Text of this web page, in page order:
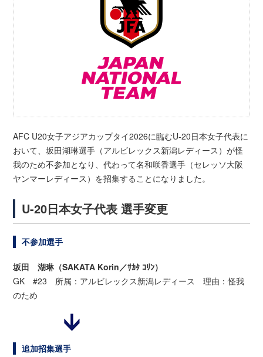
AFC U20女子アジアカップタイ2026に臨むU-20日本女子代表に
おいて、坂田湖琳選手（アルビレックス新潟レディース）が怪
我のため不参加となり、代わって名和咲香選手（セレッソ大阪
ヤンマーレディース）を招集することになりました。
U-20日本女子代表 選手変更
不参加選手
坂田 湖琳（SAKATA Korin／ｻｶﾀ ｺﾘﾝ）
GK #23 所属：アルビレックス新潟レディース 理由：怪我
のため
追加招集選手